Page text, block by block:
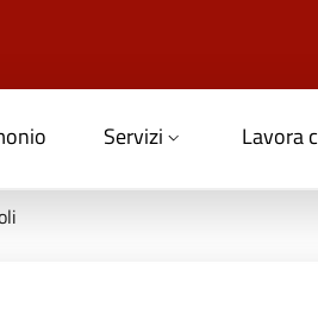
Servizi Lavora